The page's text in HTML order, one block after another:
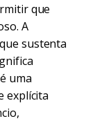
que
A
sustenta
uma
explícita